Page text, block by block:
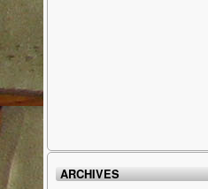
ARCHIVES